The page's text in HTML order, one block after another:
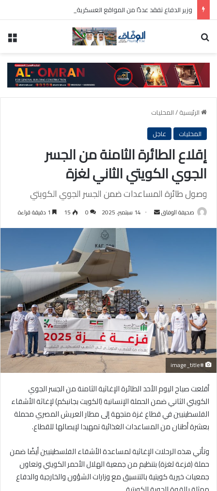
الرئيسية/المحليات
المحليات
عاجل
إقلاع الطائرة الثامنة من الجسر
الجوي الكويتي الثاني لغزة
وصول طائرة المساعدات ضمن الجسر الجوي الكويتي
صحيفة الوفاق
أرسل 14 سبتمبر، 2025 0
15
#image_title
أقلعت صباح اليوم الأحد الطائرة الإغاثية الثامنة من الجسر الجوي
الكويتي الثاني ضمن الحملة الإنسانية (الكويت بجانبكم) لإغاثة الأشقاء
الفلسطينيين في قطاع غزة متجهة إلى مطار العريش المصري محملة
بعشرة أطنان من المساعدات الغذائية تمهيدا لإيصالها للقطاع.
وتأتي هذه الرحلات الإغاثية لمساعدة الأشقاء الفلسطينيين أيضًا ضمن
حملة (فزعة لغزة) بتنظيم من جمعية الهلال الأحمر الكويتي وتعاون
جمعيات خيرية كويتية بالتنسيق مع وزارات الشؤون والخارجية والدفاع